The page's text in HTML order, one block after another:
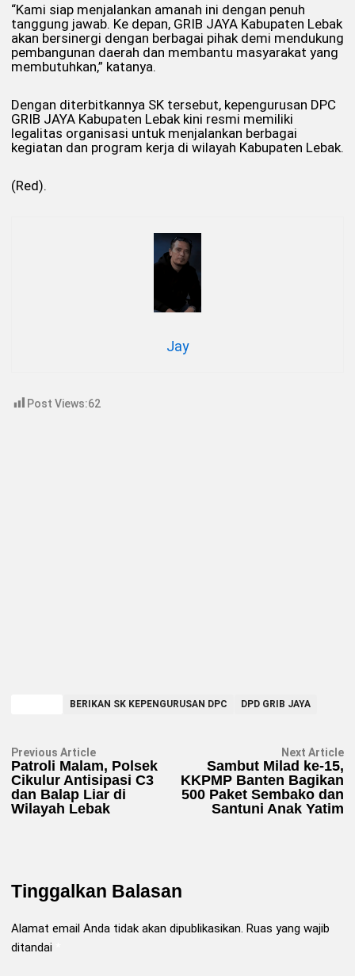
“Kami siap menjalankan amanah ini dengan penuh
tanggung jawab. Ke depan, GRIB JAYA Kabupaten Lebak
akan bersinergi dengan berbagai pihak demi mendukung
pembangunan daerah dan membantu masyarakat yang
membutuhkan,” katanya.
Dengan diterbitkannya SK tersebut, kepengurusan DPC
GRIB JAYA Kabupaten Lebak kini resmi memiliki
legalitas organisasi untuk menjalankan berbagai
kegiatan dan program kerja di wilayah Kabupaten Lebak.
(Red).
Jay
Post Views:62
BERIKAN SK KEPENGURUSAN DPC DPD GRIB JAYA
Navigasi
pos
Previous ArticlePrevious
article:
Patroli Malam, Polsek
Cikulur Antisipasi C3
dan Balap Liar di
Wilayah Lebak
Next Article
Sambut Milad ke-15,
KKPMP Banten Bagikan
500 Paket Sembako dan
Santuni Anak Yatim
Tinggalkan Balasan
Alamat email Anda tidak akan dipublikasikan. Ruas yang wajib
ditandai